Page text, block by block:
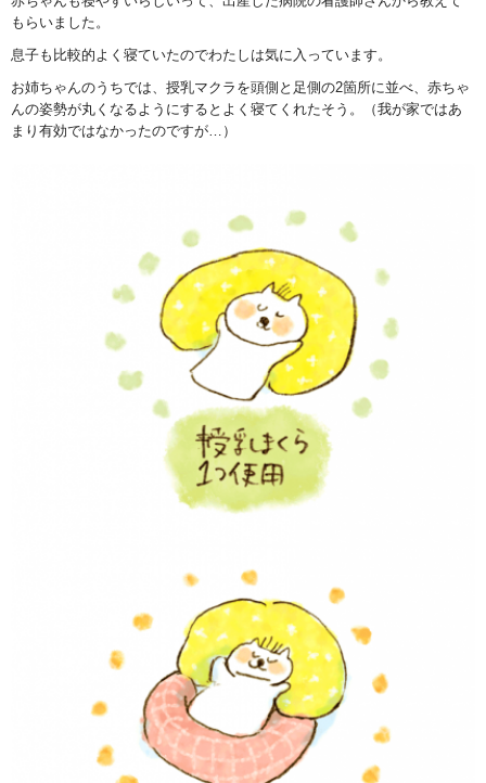
もらいました。
息子も比較的よく寝ていたのでわたしは気に入っています。
お姉ちゃんのうちでは、授乳マクラを頭側と足側の2箇所に並べ、赤ちゃ
んの姿勢が丸くなるようにするとよく寝てくれたそう。（我が家ではあ
まり有効ではなかったのですが…）